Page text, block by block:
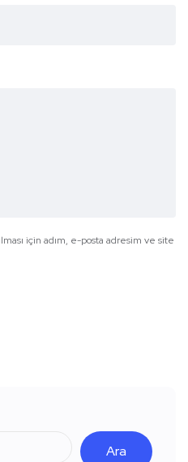
için adım, e-posta adresim ve site
Ara